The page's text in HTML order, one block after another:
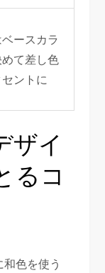
ベースカラ
て差し色
ントに
ザイ
るコ
色を使う